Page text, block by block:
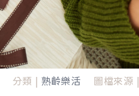
分類 | 熟齡樂活 圖檔來源 |